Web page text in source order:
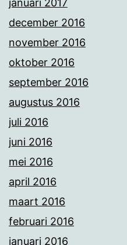
januari 2017
december 2016
november 2016
oktober 2016
september 2016
augustus 2016
juli 2016
juni 2016
mei 2016
april 2016
maart 2016
februari 2016
januari 2016